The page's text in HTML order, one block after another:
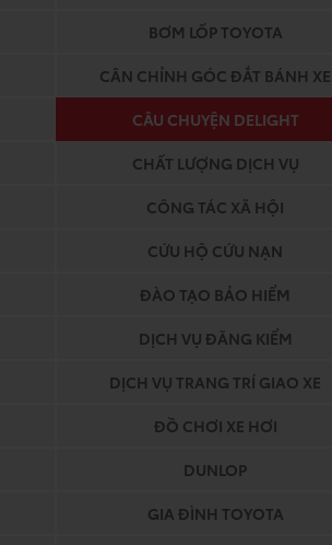
BƠM LỐP TOYOTA
CÂN CHỈNH GÓC ĐẮT BÁNH XE
CÂU CHUYỆN DELIGHT
CHẤT LƯỢNG DỊCH VỤ
CÔNG TÁC XÃ HỘI
CỨU HỘ CỨU NẠN
ĐÀO TẠO BẢO HIỂM
DỊCH VỤ ĐĂNG KIỂM
DỊCH VỤ TRANG TRÍ GIAO XE
ĐỒ CHƠI XE HƠI
DUNLOP
GIA ĐÌNH TOYOTA